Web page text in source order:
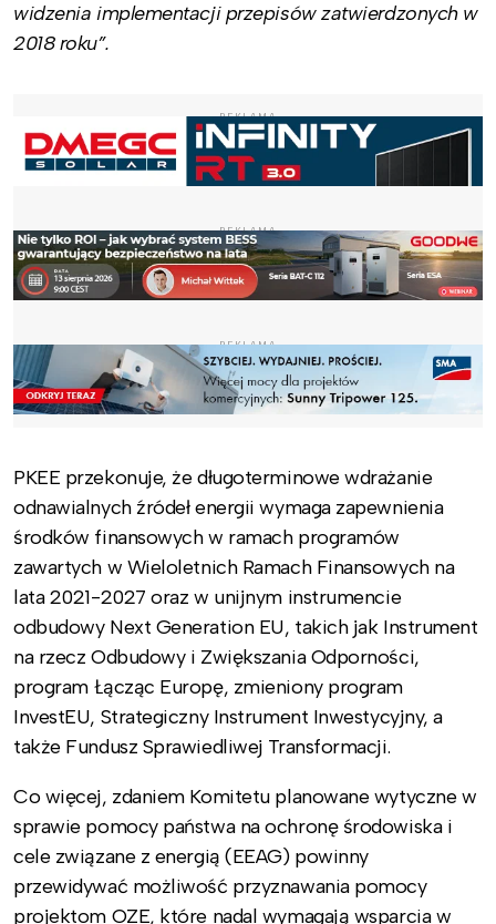
widzenia implementacji przepisów zatwierdzonych w
2018 roku”.
REKLAMA
REKLAMA
REKLAMA
PKEE przekonuje, że długoterminowe wdrażanie
odnawialnych źródeł energii wymaga zapewnienia
środków finansowych w ramach programów
zawartych w Wieloletnich Ramach Finansowych na
lata 2021-2027 oraz w unijnym instrumencie
odbudowy Next Generation EU, takich jak Instrument
na rzecz Odbudowy i Zwiększania Odporności,
program Łącząc Europę, zmieniony program
InvestEU, Strategiczny Instrument Inwestycyjny, a
także Fundusz Sprawiedliwej Transformacji.
Co więcej, zdaniem Komitetu planowane wytyczne w
sprawie pomocy państwa na ochronę środowiska i
cele związane z energią (EEAG) powinny
przewidywać możliwość przyznawania pomocy
projektom OZE, które nadal wymagają wsparcia w